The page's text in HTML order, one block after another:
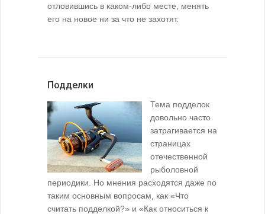
отловившись в каком-либо месте, менять
его на новое ни за что не захотят.
Подделки
Тема подделок
довольно часто
затрагивается на
страницах
отечественной
рыболовной
периодики. Но мнения расходятся даже по
таким основным вопросам, как «Что
считать подделкой?» и «Как относиться к